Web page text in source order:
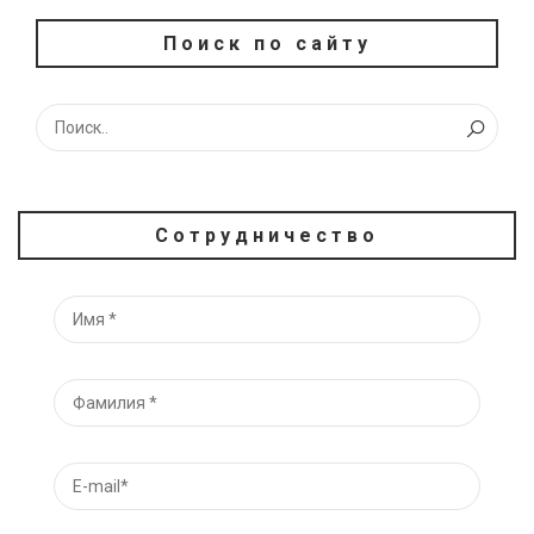
Поиск по сайту
Сотрудничество